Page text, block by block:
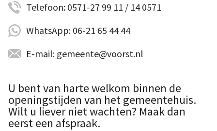
Telefoon: 0571-27 99 11 / 14 0571
WhatsApp: 06-21 65 44 44
E-mail: gemeente@voorst.nl
U bent van harte welkom binnen de
openingstijden van het gemeentehuis.
Wilt u liever niet wachten? Maak dan
eerst een afspraak.